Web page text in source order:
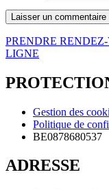
PRENDRE
LIGNE
Gestion des
Politique de
BE0878680537
ADRESSE